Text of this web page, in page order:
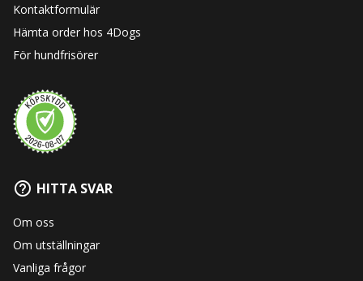
Kontaktformulär
Hämta order hos 4Dogs
För hundfrisörer
HITTA SVAR
Om oss
Om utställningar
Vanliga frågor